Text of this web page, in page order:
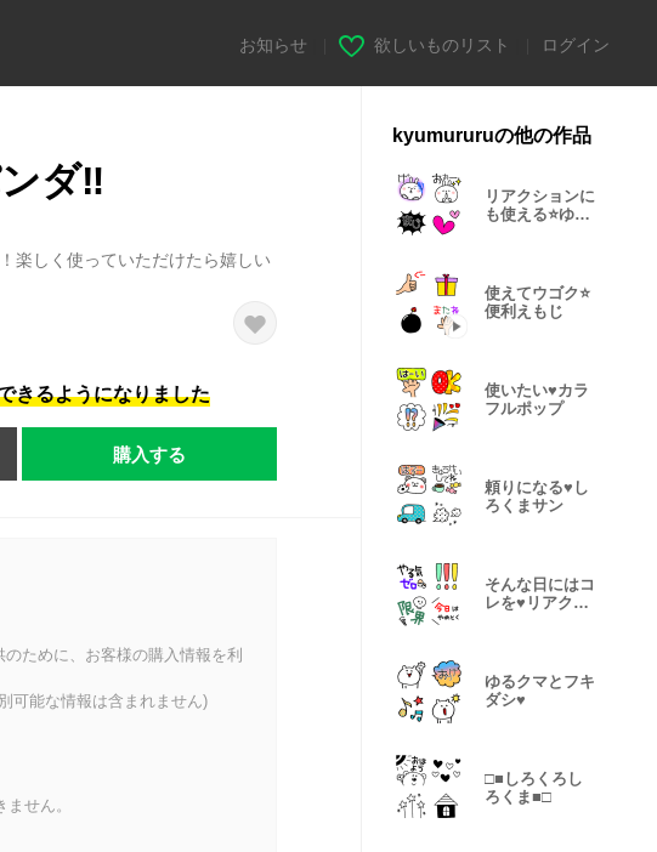
お知らせ 欲しいものリスト ログイン
ダ‼️
楽しく使っていただけたら嬉しい
きるようになりました
購入する
ために、お客様の購入情報を利
可能な情報は含まれません)
せん。
kyumururuの他の作品
リアクションに
も使える⭐️ゆる
使えてウゴク⭐️
便利えもじ
使いたい♥️カラ
フルポップ
頼りになる♥️し
ろくまサン
そんな日にはコ
レを♥️リアクシ
ゆるクマとフキ
ダシ♥️
□■しろくろし
ろくま■□